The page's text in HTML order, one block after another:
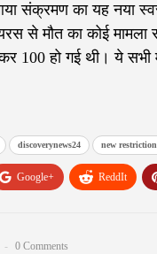
संक्रमण का यह नया
से मौत का कोई
100 हो गई थी। ये
discoverynews24 new
Google+ ReddIt
0 Comments